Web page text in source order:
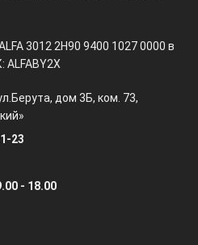
3012 2H90 9400 1027 0000 в
дом 3Б, ком. 73,
23
- 18.00